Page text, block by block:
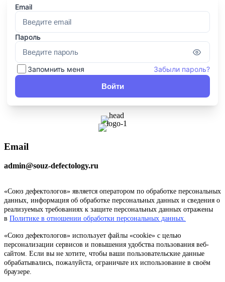
Email
Пароль
Запомнить меня Забыли пароль?
Войти
Email
admin@souz-defectology.ru
«Союз дефектологов» является оператором по обработке персональных
данных, информация об обработке персональных данных и сведения о
реализуемых требованиях к защите персональных данных отражены
в Политике в отношении обработки персональных данных.
«Союз дефектологов» использует файлы «cookie» с целью
персонализации сервисов и повышения удобства пользования веб-
сайтом. Если вы не хотите, чтобы ваши пользовательские данные
обрабатывались, пожалуйста, ограничьте их использование в своём
браузере.